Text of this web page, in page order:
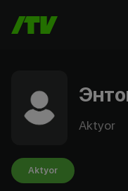
Aktyor
Aktyor